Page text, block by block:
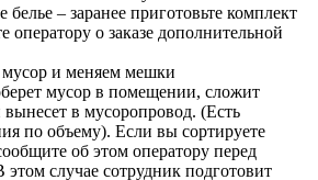
белье – заранее приготовьте комплект
оператору о заказе дополнительной
и меняем мешки
мусор в помещении, сложит
в мусоропровод. (Есть
по объему). Если вы сортируете
об этом оператору перед
этом случае сотрудник подготовит